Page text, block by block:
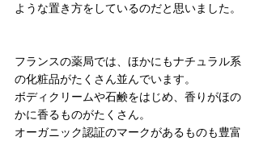
ような置き方をしているのだと思いました。
フランスの薬局では、ほかにもナチュラル系
の化粧品がたくさん並んでいます。
ボディクリームや石鹸をはじめ、香りがほの
かに香るものがたくさん。
オーガニック認証のマークがあるものも豊富